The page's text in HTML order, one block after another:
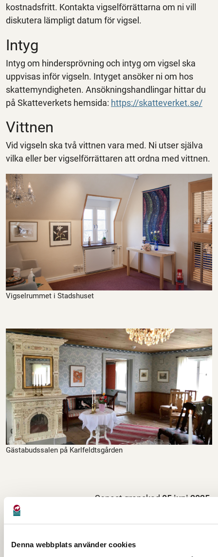
Denna webbplats använder cookies
kostnadsfritt. Kontakta vigselförrättarna om ni vill
diskutera lämpligt datum för vigsel.
Intyg
Intyg om hindersprövning och intyg om vigsel ska
uppvisas inför vigseln. Intyget ansöker ni om hos
skattemyndigheten. Ansökningshandlingar hittar du
på Skatteverkets hemsida: https://skatteverket.se/
Vittnen
Vid vigseln ska två vittnen vara med. Ni utser själva
vilka eller ber vigselförrättaren att ordna med vittnen.
Vigselrummet i Stadshuset
Gästabudssalen på Karlfeldtsgården
Senast granskad05 juni 2025.